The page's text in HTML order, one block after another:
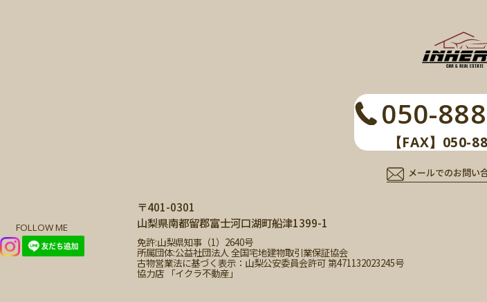
050-
【FAX】050-
メールでのお問い
FOLLOW ME
〒401-0301
山梨県南都留郡富士河口湖町船津1399-1
免許:山梨県知事（1）2640号
所属団体:公益社団法人 全国宅地建物取引業保証協会
古物営業法に基づく表示：山梨公安委員会許可 第471132023245号
協力店 「イクラ不動産」